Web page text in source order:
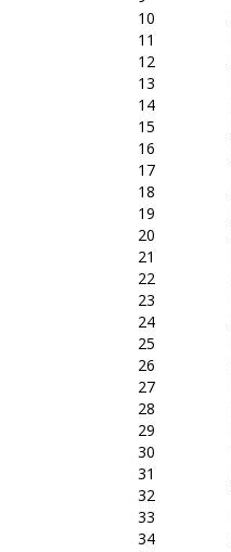
10
11
12
13
14
15
16
17
18
19
20
21
22
23
24
25
26
27
28
29
30
31
32
33
34